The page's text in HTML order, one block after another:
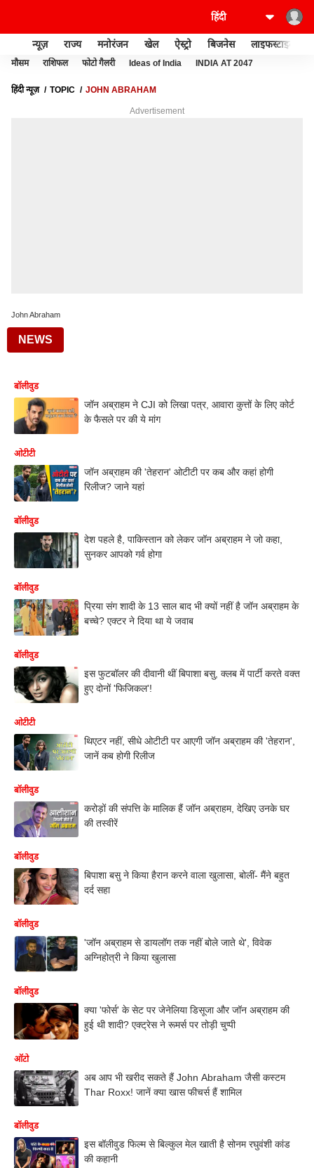
न्यूज़ राज्य मनोरंजन खेल ऐस्ट्रो बिजनेस लाइफस्टाइल
मौसम राशिफल फोटो गैलरी Ideas of India INDIA AT 2047
हिंदी न्यूज़ TOPIC JOHN ABRAHAM
Advertisement
John Abraham
NEWS
बॉलीवुड
जॉन अब्राहम ने CJI को लिखा पत्र, आवारा कुत्तों के लिए कोर्ट
के फैसले पर की ये मांग
ओटीटी
जॉन अब्राहम की 'तेहरान' ओटीटी पर कब और कहां होगी
रिलीज? जाने यहां
बॉलीवुड
देश पहले है, पाकिस्तान को लेकर जॉन अब्राहम ने जो कहा,
सुनकर आपको गर्व होगा
बॉलीवुड
प्रिया संग शादी के 13 साल बाद भी क्यों नहीं है जॉन अब्राहम के
बच्चे? एक्टर ने दिया था ये जवाब
बॉलीवुड
इस फुटबॉलर की दीवानी थीं बिपाशा बसु, क्लब में पार्टी करते वक्त
हुए दोनों 'फिजिकल'!
ओटीटी
थिएटर नहीं, सीधे ओटीटी पर आएगी जॉन अब्राहम की 'तेहरान',
जानें कब होगी रिलीज
बॉलीवुड
करोड़ों की संपत्ति के मालिक हैं जॉन अब्राहम, देखिए उनके घर
की तस्वीरें
बॉलीवुड
बिपाशा बसु ने किया हैरान करने वाला खुलासा, बोलीं- मैंने बहुत
दर्द सहा
बॉलीवुड
'जॉन अब्राहम से डायलॉग तक नहीं बोले जाते थे', विवेक
अग्निहोत्री ने किया खुलासा
बॉलीवुड
क्या 'फोर्स' के सेट पर जेनेलिया डिसूजा और जॉन अब्राहम की
हुई थी शादी? एक्ट्रेस ने रूमर्स पर तोड़ी चुप्पी
ऑटो
अब आप भी खरीद सकते हैं John Abraham जैसी कस्टम
Thar Roxx! जानें क्या खास फीचर्स हैं शामिल
बॉलीवुड
इस बॉलीवुड फिल्म से बिल्कुल मेल खाती है सोनम रघुवंशी कांड
की कहानी